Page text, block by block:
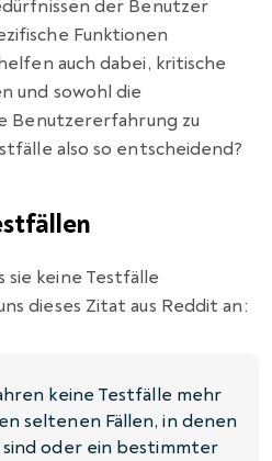
der Benutzer
Funktionen
auch dabei, kritische
und sowohl die
Benutzererfahrung zu
also so entscheidend?
sie keine Testfälle
dieses Zitat aus Reddit an:
keine Testfälle mehr
seltenen Fällen, in denen
oder ein bestimmter